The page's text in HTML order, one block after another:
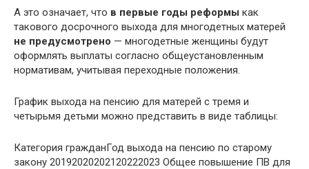
А это означает, что в первые годы реформы как
такового досрочного выхода для многодетных матерей
не предусмотрено — многодетные женщины будут
оформлять выплаты согласно общеустановленным
нормативам, учитывая переходные положения.
График выхода на пенсию для матерей с тремя и
четырьмя детьми можно представить в виде таблицы:
Категория гражданГод выхода на пенсию по старому
закону 20192020202120222023 Общее повышение ПВ для